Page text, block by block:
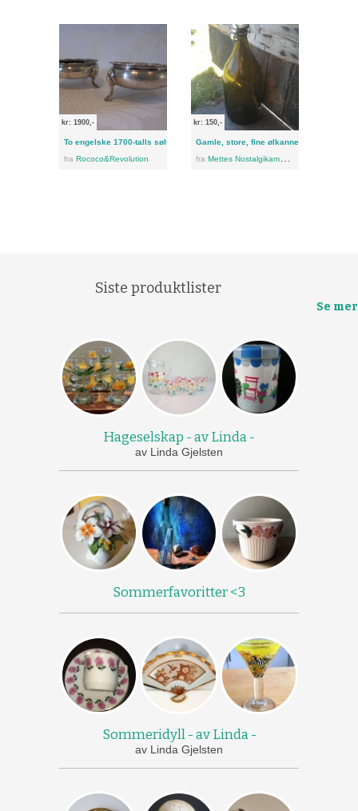
kr: 1900,-
To engelske 1700-talls sølv saltkar med flott våpenskjold
fra Rococo&Revolution
kr: 150,-
Gamle, store, fine ølkanner i glass. Kan
fra Mettes Nostalgikammers
Se mer
Siste produktlister
Hageselskap - av Linda -
av Linda Gjelsten
Sommerfavoritter <3
Sommeridyll - av Linda -
av Linda Gjelsten